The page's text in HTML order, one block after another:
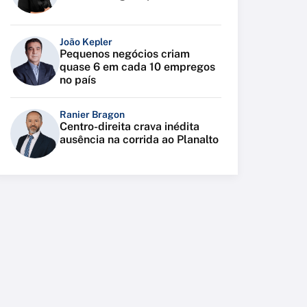
João Kepler
Pequenos negócios criam
quase 6 em cada 10 empregos
no país
Ranier Bragon
Centro-direita crava inédita
ausência na corrida ao Planalto